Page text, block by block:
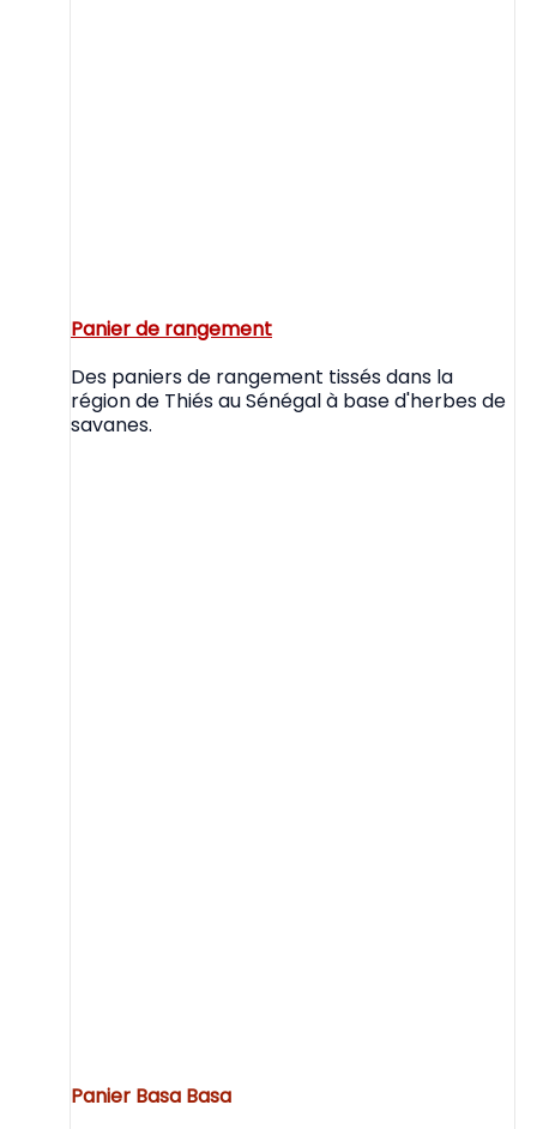
Panier de rangement
Des paniers de rangement tissés dans la
région de Thiés au Sénégal à base d'herbes de
savanes.
Panier Basa Basa